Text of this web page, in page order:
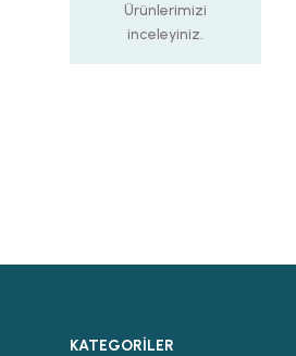
Ürünlerimizi
inceleyiniz.
KATEGORİLER